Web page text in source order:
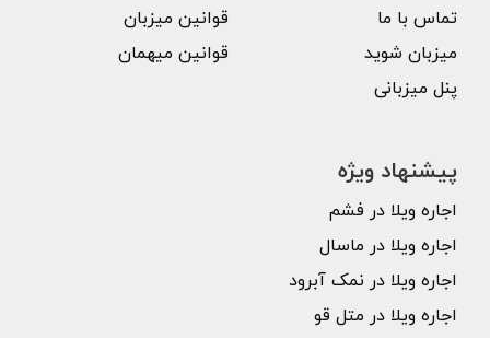
تماس با ما
میزبان شوید
پنل میزبانی
قوانین میزبان
قوانین میهمان
پیشنهاد ویژه
اجاره ویلا در فشم
اجاره ویلا در ماسال
اجاره ویلا در نمک آبرود
اجاره ویلا در متل قو